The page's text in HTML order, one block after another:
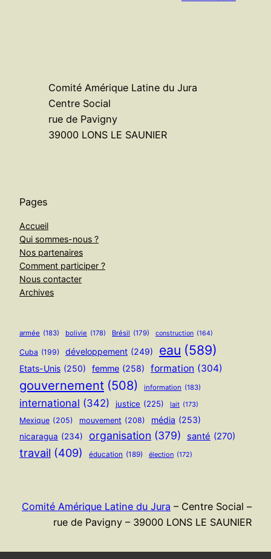
Comité Amérique Latine du Jura
Centre Social
rue de Pavigny
39000 LONS LE SAUNIER
Pages
Accueil
Qui sommes-nous ?
Nos partenaires
Comment participer ?
Nous contacter
Archives
armée (183) bolivie (178) Brésil (179) construction (164)
Cuba (199) développement (249) eau (589)
Etats-Unis (250) femme (258) formation (304)
gouvernement (508) information (183)
international (342) justice (225) lait (173)
Mexique (205) mouvement (208) média (253)
nicaragua (234) organisation (379) santé (270)
travail (409) éducation (189) élection (172)
Comité Amérique Latine du Jura – Centre Social –
rue de Pavigny – 39000 LONS LE SAUNIER